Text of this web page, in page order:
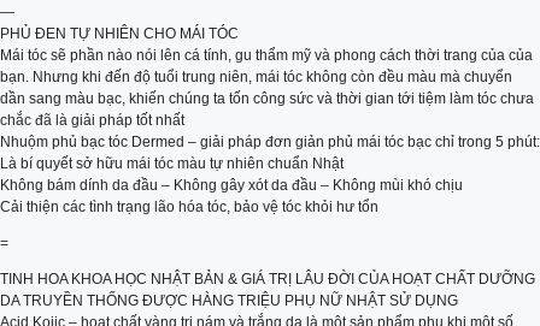
—
PHỦ ĐEN TỰ NHIÊN CHO MÁI TÓC
Mái tóc sẽ phần nào nói lên cá tính, gu thẩm mỹ và phong cách thời trang của của
bạn. Nhưng khi đến độ tuổi trung niên, mái tóc không còn đều màu mà chuyển
dần sang màu bạc, khiến chúng ta tốn công sức và thời gian tới tiệm làm tóc chưa
chắc đã là giải pháp tốt nhất
Nhuộm phủ bạc tóc Dermed – giải pháp đơn giản phủ mái tóc bạc chỉ trong 5 phút:
Là bí quyết sở hữu mái tóc màu tự nhiên chuẩn Nhật
Không bám dính da đầu – Không gây xót da đầu – Không mùi khó chịu
Cải thiện các tình trạng lão hóa tóc, bảo vệ tóc khỏi hư tổn
=
TINH HOA KHOA HỌC NHẬT BẢN & GIÁ TRỊ LÂU ĐỜI CỦA HOẠT CHẤT DƯỠNG
DA TRUYỀN THỐNG ĐƯỢC HÀNG TRIỆU PHỤ NỮ NHẬT SỬ DỤNG
Acid Kojic – hoạt chất vàng trị nám và trắng da là một sản phẩm phụ khi một số